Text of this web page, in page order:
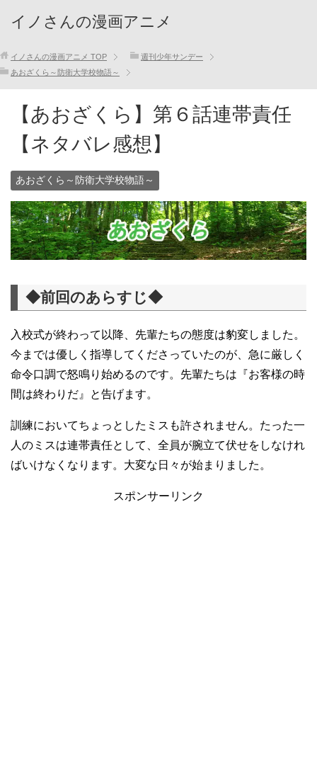
イノさんの漫画アニメ
イノさんの漫画アニメ TOP
週刊少年サンデー
あおざくら～防衛大学校物語～
【あおざくら】第６話連帯責任
【ネタバレ感想】
あおざくら～防衛大学校物語～
◆前回のあらすじ◆
入校式が終わって以降、先輩たちの態度は豹変しました。
今までは優しく指導してくださっていたのが、急に厳しく
命令口調で怒鳴り始めるのです。先輩たちは『お客様の時
間は終わりだ』と告げます。
訓練においてちょっとしたミスも許されません。たった一
人のミスは連帯責任として、全員が腕立て伏せをしなけれ
ばいけなくなります。大変な日々が始まりました。
スポンサーリンク